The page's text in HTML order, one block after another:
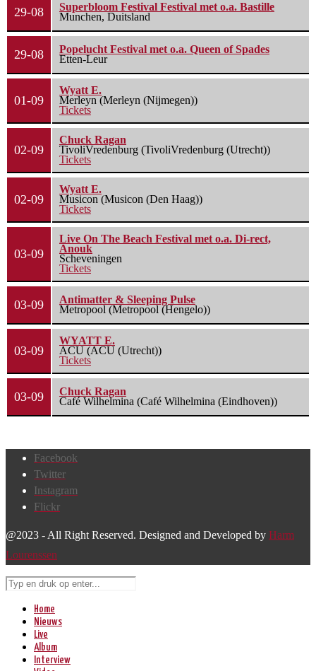
29-08
Superbloom Festival Festival met o.a. Bastille
Munchen, Duitsland
29-08
Popelucht Festival met o.a. Queen of Spades
Etten-Leur
01-09
Wyatt E.
Merleyn (Merleyn (Nijmegen))
Tickets
02-09
Chuck Ragan
TivoliVredenburg (TivoliVredenburg (Utrecht))
Tickets
02-09
Wyatt E.
Musicon (Musicon (Den Haag))
Tickets
03-09
Live On The Beach Festival met o.a. Di-rect,
Anouk
Scheveningen
Tickets
03-09
Antimatter & Sleeping Pulse
Metropool (Metropool (Hengelo))
03-09
WYATT E.
ACU (ACU (Utrecht))
Tickets
03-09
Chuck Ragan
Café Wilhelmina (Café Wilhelmina (Eindhoven))
Facebook
Twitter
Instagram
Flickr
@2023 - All Right Reserved. Designed and Developed by Harm
Lourenssen
Home
Nieuws
Live
Album
Interview